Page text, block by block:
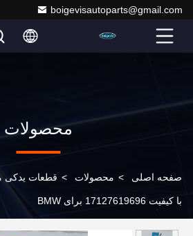
boigevisautoparts@gmail.com
محصولات
صفحه اصلی > محصولات > قطعات یدکی
با کیفیت 17127619696 برای BMW